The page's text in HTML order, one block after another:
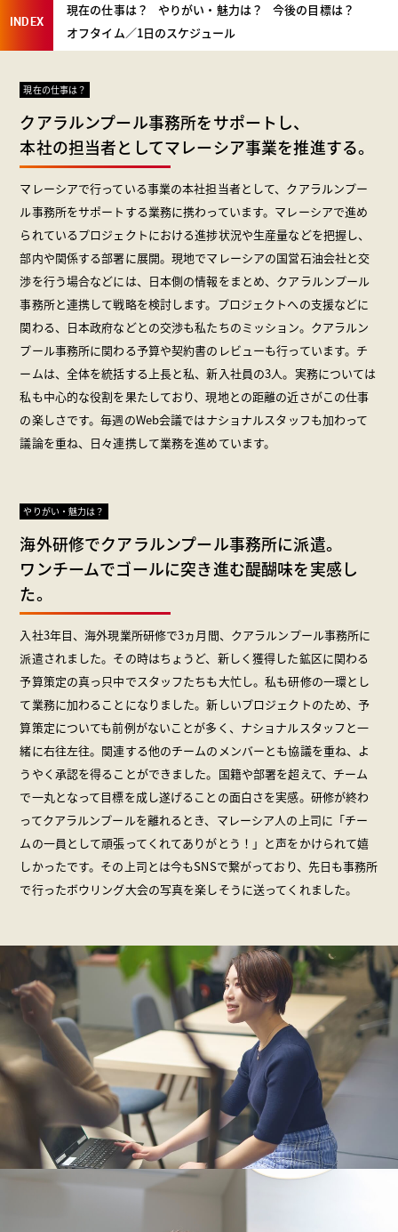
INDEX
現在の仕事は？ やりがい・魅力は？
今後の目標は？
オフタイム／1日のスケジュール
現在の仕事は？
クアラルンプール事務所をサポートし、
本社の担当者としてマレーシア事業を推進する。
マレーシアで行っている事業の本社担当者として、クアラルンプー
ル事務所をサポートする業務に携わっています。マレーシアで進め
られているプロジェクトにおける進捗状況や生産量などを把握し、
部内や関係する部署に展開。現地でマレーシアの国営石油会社と交
渉を行う場合などには、日本側の情報をまとめ、クアラルンプール
事務所と連携して戦略を検討します。プロジェクトへの支援などに
関わる、日本政府などとの交渉も私たちのミッション。クアラルン
プール事務所に関わる予算や契約書のレビューも行っています。チ
ームは、全体を統括する上長と私、新入社員の3人。実務については
私も中心的な役割を果たしており、現地との距離の近さがこの仕事
の楽しさです。毎週のWeb会議ではナショナルスタッフも加わって
議論を重ね、日々連携して業務を進めています。
やりがい・魅力は？
海外研修でクアラルンプール事務所に派遣。
ワンチームでゴールに突き進む醍醐味を実感し
た。
入社3年目、海外現業所研修で3ヵ月間、クアラルンプール事務所に
派遣されました。その時はちょうど、新しく獲得した鉱区に関わる
予算策定の真っ只中でスタッフたちも大忙し。私も研修の一環とし
て業務に加わることになりました。新しいプロジェクトのため、予
算策定についても前例がないことが多く、ナショナルスタッフと一
緒に右往左往。関連する他のチームのメンバーとも協議を重ね、よ
うやく承認を得ることができました。国籍や部署を超えて、チーム
で一丸となって目標を成し遂げることの面白さを実感。研修が終わ
ってクアラルンプールを離れるとき、マレーシア人の上司に「チー
ムの一員として頑張ってくれてありがとう！」と声をかけられて嬉
しかったです。その上司とは今もSNSで繋がっており、先日も事務所
で行ったボウリング大会の写真を楽しそうに送ってくれました。